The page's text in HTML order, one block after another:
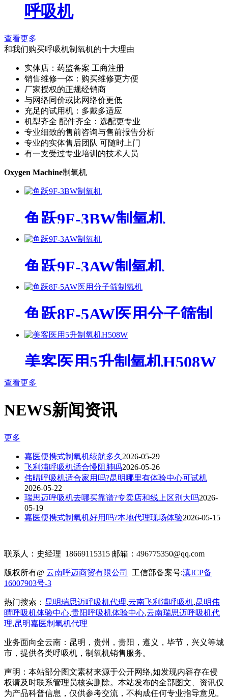
呼吸机
查看更多
和我们购买呼吸机制氧机的十大理由
实体店：药监备案 工商注册
销售维修一体：购买维修更方便
厂家授权的正规经销商
与网络同价或比网络价更低
充足的试用机：多戴多适应
机型齐全 配件齐全：选配更专业
专业细致的售前咨询与售前报告分析
专业的实体售后团队 可随时上门
有一支受过专业培训的技术人员
Oxygen Machine制氧机
鱼跃9F-3BW制氧机
鱼跃9F-3AW制氧机
鱼跃8F-5AW医用分子筛制
氧机
美客医用5升制氧机H508W
查看更多
NEWS新闻资讯
更多
嘉医便携式制氧机续航多久 2026-05-29
飞利浦呼吸机适合慢阻肺吗2026-05-26
伟晴呼吸机适合家用吗?昆明哪里有体验中心可试机
2026-05-22
瑞思迈呼吸机去哪买靠谱?专卖店和线上区别大吗2026-
05-19
嘉医便携式制氧机好用吗?本地代理现场体验2026-05-15
联系人：史经理 18669115315 邮箱：496775350@qq.com
版权所有@ 云南呼迈商贸有限公司 工信部备案号:滇ICP备
16007903号-3
热门搜索： 昆明瑞思迈呼吸机代理,云南飞利浦呼吸机,昆明伟
晴呼吸机体验中心,贵阳呼吸机体验中心,云南瑞思迈呼吸机代
理,昆明嘉医制氧机代理
业务面向全云南：昆明 ，贵州，贵阳，遵义，毕节，兴义等城
市，提供各类呼吸机，制氧机销售服务。
声明：本站部分图文素材来源于公开网络,如发现内容存在侵
权请及时联系管理员核实删除。本站发布的全部图文、资讯仅
为产品科普信息，仅供参考交流，不构成任何专业指导意见。